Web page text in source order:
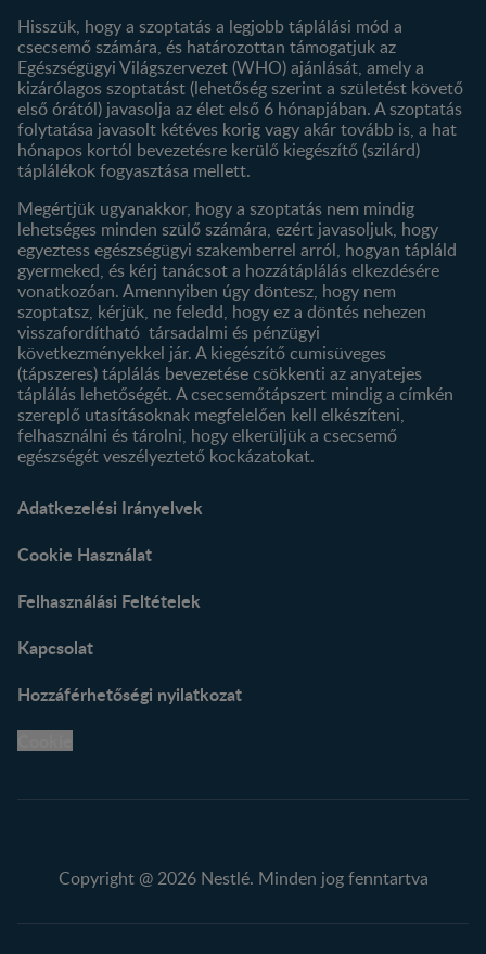
Történetünk
Profilom
Termékeink
Termék kereső
Hisszük, hogy a szoptatás a legjobb táplálási mód a
csecsemő számára, és határozottan támogatjuk az
Egészségügyi Világszervezet (WHO) ajánlását, amely a
kizárólagos szoptatást (lehetőség szerint a születést követő
első órától) javasolja az élet első 6 hónapjában. A szoptatás
folytatása javasolt kétéves korig vagy akár tovább is, a hat
hónapos kortól bevezetésre kerülő kiegészítő (szilárd)
táplálékok fogyasztása mellett.
Megértjük ugyanakkor, hogy a szoptatás nem mindig
lehetséges minden szülő számára, ezért javasoljuk, hogy
egyeztess egészségügyi szakemberrel arról, hogyan tápláld
gyermeked, és kérj tanácsot a hozzátáplálás elkezdésére
vonatkozóan. Amennyiben úgy döntesz, hogy nem
szoptatsz, kérjük, ne feledd, hogy ez a döntés nehezen
visszafordítható társadalmi és pénzügyi
következményekkel jár. A kiegészítő cumisüveges
(tápszeres) táplálás bevezetése csökkenti az anyatejes
táplálás lehetőségét. A csecsemőtápszert mindig a címkén
szereplő utasításoknak megfelelően kell elkészíteni,
felhasználni és tárolni, hogy elkerüljük a csecsemő
egészségét veszélyeztető kockázatokat.
Adatkezelési Irányelvek
Cookie Használat
Felhasználási Feltételek
Kapcsolat
Hozzáférhetőségi nyilatkozat
Copyright @ 2026 Nestlé. Minden jog fenntartva